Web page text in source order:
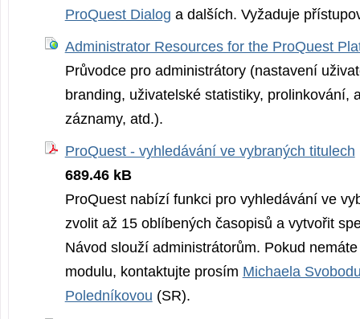
ProQuest Dialog a dalších. Vyžaduje
Administrator Resources for the ProQuest
Průvodce pro administrátory (nastavení
branding, uživatelské statistiky, prolinkování,
záznamy, atd.).
ProQuest - vyhledávání ve vybraných titulech
689.46 kB
ProQuest nabízí funkci pro vyhledávání ve
zvolit až 15 oblíbených časopisů a vytvořit
Návod slouží administrátorům. Pokud
modulu, kontaktujte prosím Michaela
Poledníkovou (SR).